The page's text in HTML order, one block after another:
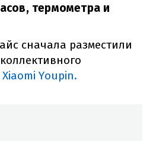
термометра и
сначала разместили
Xiaomi Youpin.